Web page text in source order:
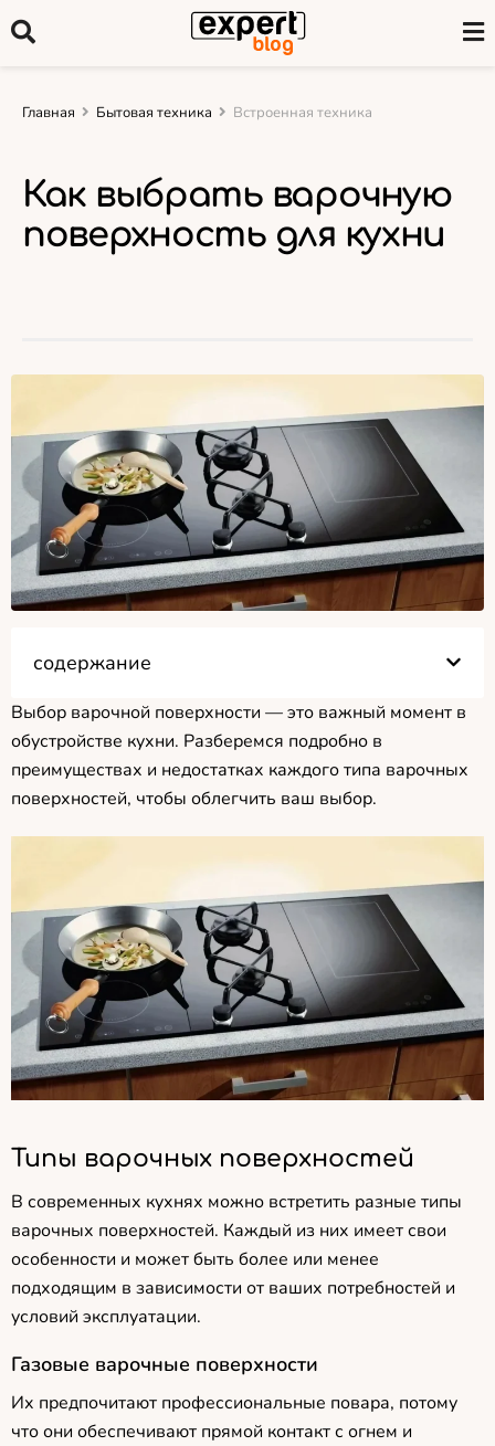
Главная Бытовая техника Встроенная техника
Как выбрать варочную
поверхность для кухни
содержание
Выбор варочной поверхности — это важный момент в
обустройстве кухни. Разберемся подробно в
преимуществах и недостатках каждого типа варочных
поверхностей, чтобы облегчить ваш выбор.
Типы варочных поверхностей
В современных кухнях можно встретить разные типы
варочных поверхностей. Каждый из них имеет свои
особенности и может быть более или менее
подходящим в зависимости от ваших потребностей и
условий эксплуатации.
Газовые варочные поверхности
Их предпочитают профессиональные повара, потому
что они обеспечивают прямой контакт с огнем и